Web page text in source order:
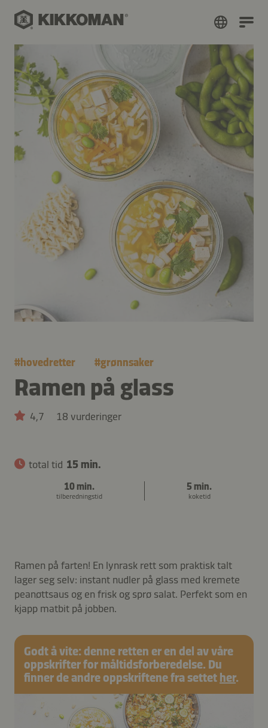
#hovedretter #grønnsaker
Ramen på glass
4,7 18 vurderinger
total tid 15 min.
10 min.
tilberedningstid
5 min.
koketid
Ramen på farten! En lynrask rett som praktisk talt
lager seg selv: instant nudler på glass med kremete
peanøttsaus og en frisk og sprø salat. Perfekt som en
kjapp matbit på jobben.
Godt å vite: denne retten er en del av våre
oppskrifter for måltidsforberedelse. Du
finner de andre oppskriftene fra settet her.